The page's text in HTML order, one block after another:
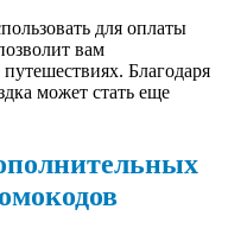
для оплаты
вам
Благодаря
может стать еще